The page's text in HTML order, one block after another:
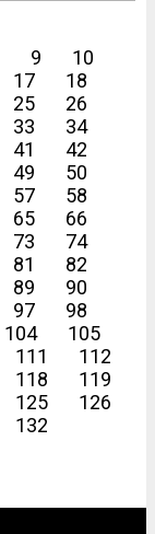
9
10
17
18
25
26
33
34
41
42
49
50
57
58
65
66
73
74
81
82
89
90
97
98
104
105
111
112
118
119
125
126
132